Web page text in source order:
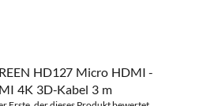
HD127 Micro HDMI -
4K 3D-Kabel 3 m